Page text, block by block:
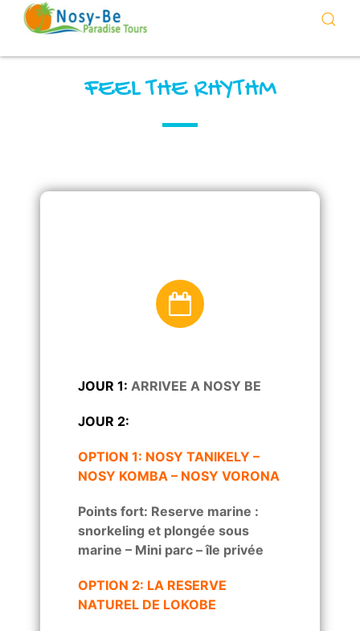
FEEL THE RHYTHM
JOUR 1: ARRIVEE A NOSY BE
JOUR 2:
OPTION 1: NOSY TANIKELY –
NOSY KOMBA – NOSY VORONA
Points fort: Reserve marine :
snorkeling et plongée sous
marine – Mini parc – île privée
OPTION 2: LA RESERVE
NATUREL DE LOKOBE